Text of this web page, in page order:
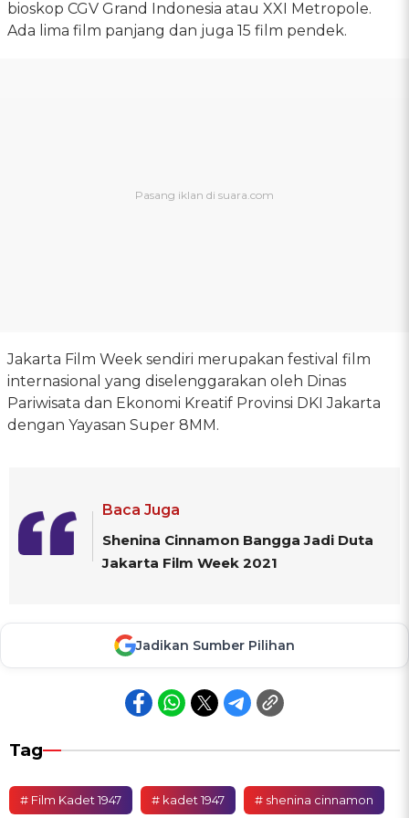
bioskop CGV Grand Indonesia atau XXI Metropole.
Ada lima film panjang dan juga 15 film pendek.
Jakarta Film Week sendiri merupakan festival film
internasional yang diselenggarakan oleh Dinas
Pariwisata dan Ekonomi Kreatif Provinsi DKI Jakarta
dengan Yayasan Super 8MM.
Baca Juga
Shenina Cinnamon Bangga Jadi Duta
Jakarta Film Week 2021
Jadikan Sumber Pilihan
Tag
# Film Kadet 1947 # kadet 1947 # shenina cinnamon